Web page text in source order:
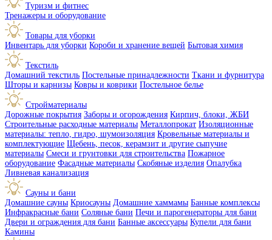
Туризм и фитнес
Тренажеры и оборудование
Товары для уборки
Инвентарь для уборки Короби и хранение вещей Бытовая химия
Текстиль
Домашний текстиль Постельные принадлежности Ткани и фурнитура
Шторы и карнизы Ковры и коврики Постельное белье
Стройматериалы
Дорожные покрытия Заборы и огорождения Кирпич, блоки, ЖБИ
Строительные расходные материалы Металлопрокат Изоляционные
материалы: тепло, гидро, шумоизоляция Кровельные материалы и
комплектующие Щебень, песок, керамзит и другие сыпучие
материалы Смеси и грунтовки для строительства Пожарное
оборудование Фасадные материалы Скобяные изделия Опалубка
Ливневая канализация
Сауны и бани
Домашние сауны Криосауны Домашние хаммамы Банные комплексы
Инфракрасные бани Соляные бани Печи и парогенераторы для бани
Двери и ограждения для бани Банные аксессуары Купели для бани
Камины